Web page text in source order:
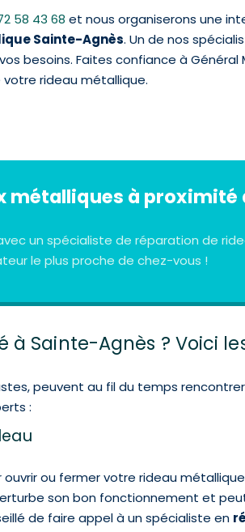
58 43 68 et nous organiserons une
Sainte-Agnès. Un de nos
besoins. Faites confiance à Général
rideau métallique.
métalliques à proximité
un spécialiste de réparation de
le plus proche de chez-vous !
Sainte-Agnès ? Voici
peuvent au fil du temps
:
ou fermer votre rideau
son bon fonctionnement et
de faire appel à un spécialiste en